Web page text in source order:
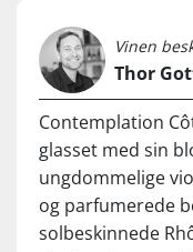
Vinen
Thor
Contemplation
glasset med sin
ungdommelige
og parfumerede
solbeskinnede